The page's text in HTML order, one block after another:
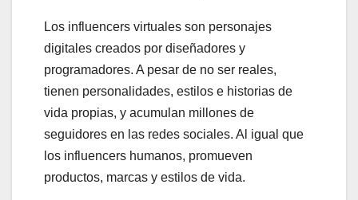
Los influencers virtuales son personajes
digitales creados por diseñadores y
programadores. A pesar de no ser reales,
tienen personalidades, estilos e historias de
vida propias, y acumulan millones de
seguidores en las redes sociales. Al igual que
los influencers humanos, promueven
productos, marcas y estilos de vida.